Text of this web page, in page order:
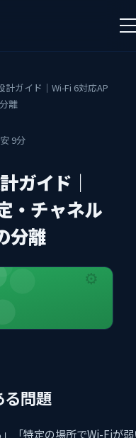
計ガイド｜Wi-Fi 6対応AP
離
9分
ガイド｜
・チャネル
分離
⚙
問題
「特定の場所でWi-Fiが